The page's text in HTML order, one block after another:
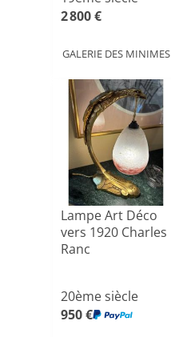
2 800 €
GALERIE DES MINIMES
Lampe Art Déco
vers 1920 Charles
Ranc
20ème siècle
950 €